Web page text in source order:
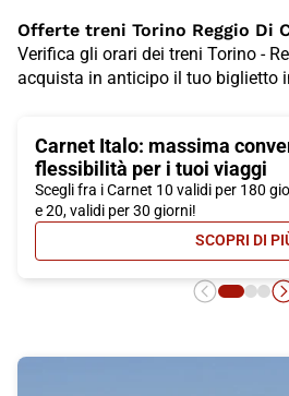
Offerte treni Torino Reggio Di
Verifica gli orari dei treni Torino -
acquista in anticipo il tuo biglietto
Carnet Italo: massima
flessibilità per i tuoi viaggi
Scegli fra i Carnet 10 validi per 180
e 20, validi per 30 giorni!
SCOPRI DI
-